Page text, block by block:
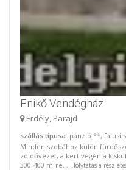
Enikő Vendégház
Erdély, Parajd
szállás típusa: panzió **, falusi
Minden szobához külön
zöldővezet, a kert végén a
300-400 m-re. ... folytatás a